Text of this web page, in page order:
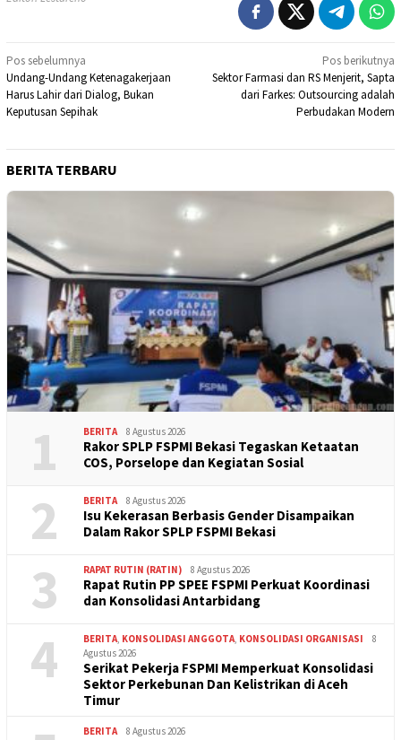
Navigasi
pos
Pos sebelumnya
Undang-Undang Ketenagakerjaan
Harus Lahir dari Dialog, Bukan
Keputusan Sepihak
Pos berikutnya
Sektor Farmasi dan RS Menjerit, Sapta
dari Farkes: Outsourcing adalah
Perbudakan Modern
BERITA TERBARU
1 BERITA 8 Agustus 2026
Rakor SPLP FSPMI Bekasi Tegaskan Ketaatan
COS, Porselope dan Kegiatan Sosial
2 BERITA 8 Agustus 2026
Isu Kekerasan Berbasis Gender Disampaikan
Dalam Rakor SPLP FSPMI Bekasi
3 RAPAT RUTIN (RATIN) 8 Agustus 2026
Rapat Rutin PP SPEE FSPMI Perkuat Koordinasi
dan Konsolidasi Antarbidang
4 BERITA KONSOLIDASI ANGGOTA KONSOLIDASI ORGANISASI
8
Agustus 2026
Serikat Pekerja FSPMI Memperkuat Konsolidasi
Sektor Perkebunan Dan Kelistrikan di Aceh
Timur
BERITA 8 Agustus 2026